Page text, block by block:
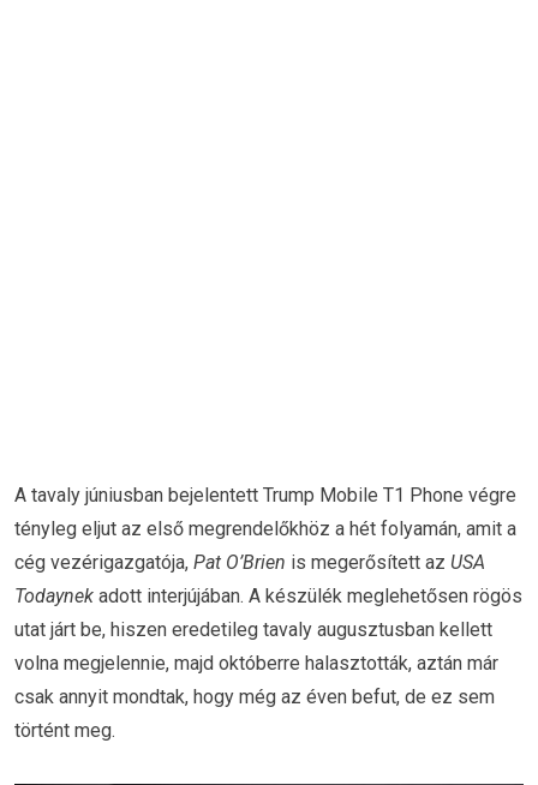
A tavaly júniusban bejelentett Trump Mobile T1 Phone végre
tényleg eljut az első megrendelőkhöz a hét folyamán, amit a
cég vezérigazgatója, Pat O’Brien is megerősített az USA
Todaynek adott interjújában. A készülék meglehetősen rögös
utat járt be, hiszen eredetileg tavaly augusztusban kellett
volna megjelennie, majd októberre halasztották, aztán már
csak annyit mondtak, hogy még az éven befut, de ez sem
történt meg.